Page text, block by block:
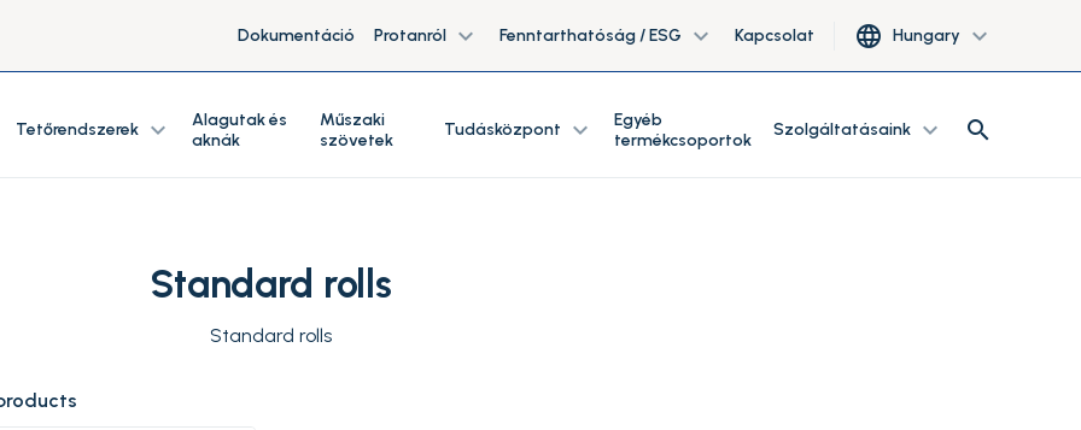
Dokumentáció Protanról expand_more Fenntarthatóság / ESG expand_more Kapcsolat language Hungary expand_more
Tetőrendszerek expand_more
Alagutak és
aknák
Műszaki
szövetek
Tudásközpont expand_more
Egyéb
termékcsoportok
Szolgáltatásaink expand_more search
search
Standard rolls
Standard rolls